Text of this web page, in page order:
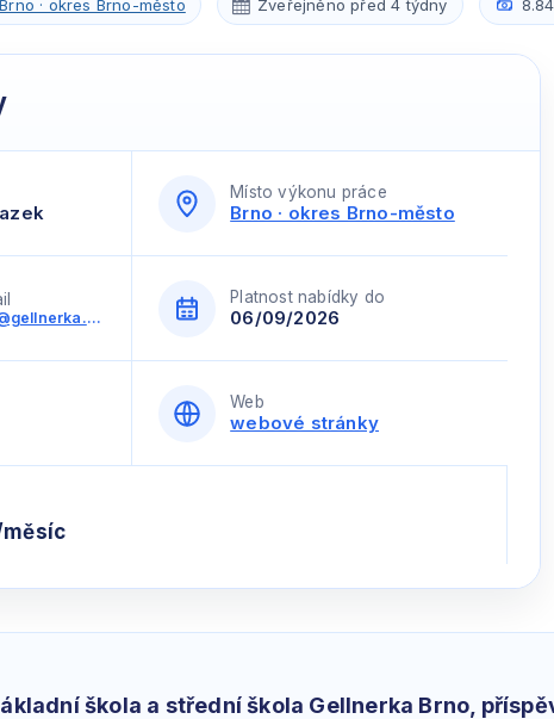
Brno · okres Brno-město Zveřejněno před 4 týdny
Místo výkonu práce
Brno · okres Brno-město
lenka.vrbecka@gellnerka.cz
Platnost nabídky do
06/09/2026
Web
webové stránky
škola a střední škola Gellnerka Brno,